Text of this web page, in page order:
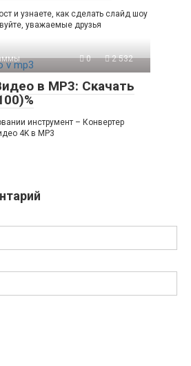
и узнаете, как сделать слайд шоу
уважаемые друзья
0 2 532
в MP3: Скачать
инструмент – Конвертер
4K в MP3